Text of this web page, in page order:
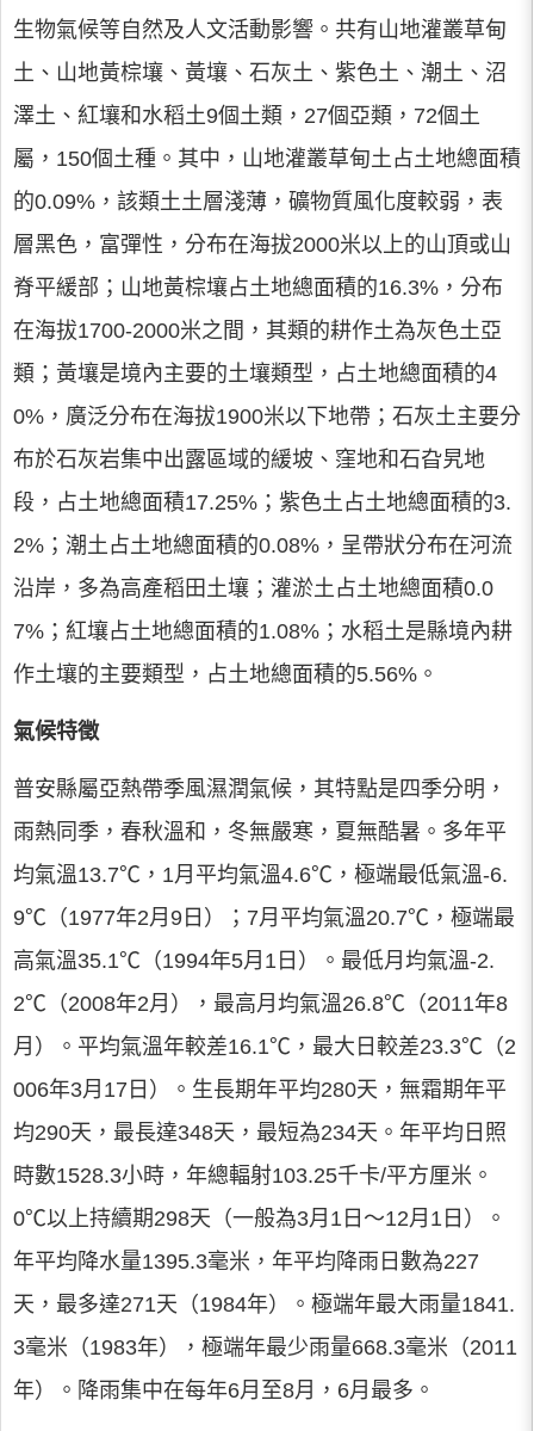
生物氣候等自然及人文活動影響。共有山地灌叢草甸
土、山地黃棕壤、黃壤、石灰土、紫色土、潮土、沼
澤土、紅壤和水稻土9個土類，27個亞類，72個土
屬，150個土種。其中，山地灌叢草甸土占土地總面積
的0.09%，該類土土層淺薄，礦物質風化度較弱，表
層黑色，富彈性，分布在海拔2000米以上的山頂或山
脊平緩部；山地黃棕壤占土地總面積的16.3%，分布
在海拔1700-2000米之間，其類的耕作土為灰色土亞
類；黃壤是境內主要的土壤類型，占土地總面積的4
0%，廣泛分布在海拔1900米以下地帶；石灰土主要分
布於石灰岩集中出露區域的緩坡、窪地和石旮旯地
段，占土地總面積17.25%；紫色土占土地總面積的3.
2%；潮土占土地總面積的0.08%，呈帶狀分布在河流
沿岸，多為高產稻田土壤；灌淤土占土地總面積0.0
7%；紅壤占土地總面積的1.08%；水稻土是縣境內耕
作土壤的主要類型，占土地總面積的5.56%。
氣候特徵
普安縣屬亞熱帶季風濕潤氣候，其特點是四季分明，
雨熱同季，春秋溫和，冬無嚴寒，夏無酷暑。多年平
均氣溫13.7℃，1月平均氣溫4.6℃，極端最低氣溫-6.
9℃（1977年2月9日）；7月平均氣溫20.7℃，極端最
高氣溫35.1℃（1994年5月1日）。最低月均氣溫-2.
2℃（2008年2月），最高月均氣溫26.8℃（2011年8
月）。平均氣溫年較差16.1℃，最大日較差23.3℃（2
006年3月17日）。生長期年平均280天，無霜期年平
均290天，最長達348天，最短為234天。年平均日照
時數1528.3小時，年總輻射103.25千卡/平方厘米。
0℃以上持續期298天（一般為3月1日～12月1日）。
年平均降水量1395.3毫米，年平均降雨日數為227
天，最多達271天（1984年）。極端年最大雨量1841.
3毫米（1983年），極端年最少雨量668.3毫米（2011
年）。降雨集中在每年6月至8月，6月最多。